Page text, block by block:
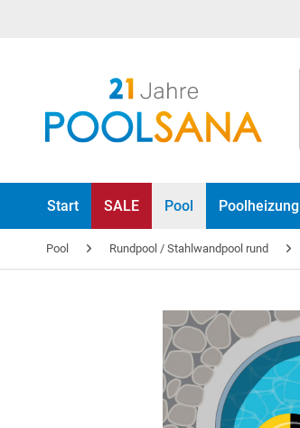
Start SALE Pool Poolheizung
Pool Rundpool / Stahlwandpool rund